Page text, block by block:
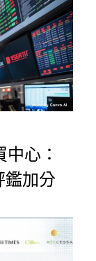
心：
鑑加分